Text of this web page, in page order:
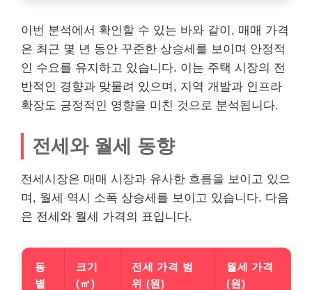
이번 분석에서 확인할 수 있는 바와 같이, 매매 가격
은 최근 몇 년 동안 꾸준한 상승세를 보이며 안정적
인 수요를 유지하고 있습니다. 이는 주택 시장의 전
반적인 경향과 맞물려 있으며, 지역 개발과 인프라
확장도 긍정적인 영향을 미친 것으로 분석됩니다.
전세와 월세 동향
전세시장은 매매 시장과 유사한 흐름을 보이고 있으
며, 월세 역시 소폭 상승세를 보이고 있습니다. 다음
은 전세와 월세 가격의 표입니다.
동
별
크기
(㎡)
전세 가격 범
위 (원)
월세 가격
(원)